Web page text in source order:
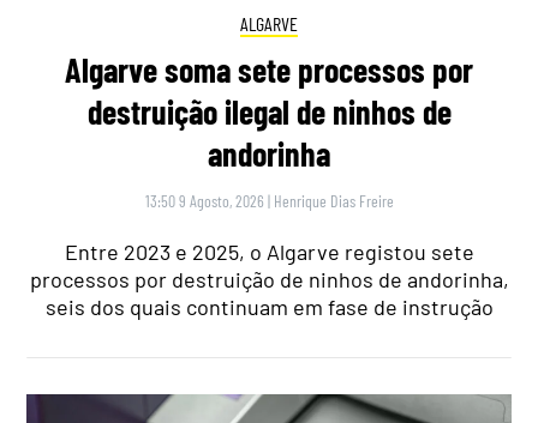
ALGARVE
Algarve soma sete processos por
destruição ilegal de ninhos de
andorinha
13:50 9 Agosto, 2026 | Henrique Dias Freire
Entre 2023 e 2025, o Algarve registou sete
processos por destruição de ninhos de andorinha,
seis dos quais continuam em fase de instrução